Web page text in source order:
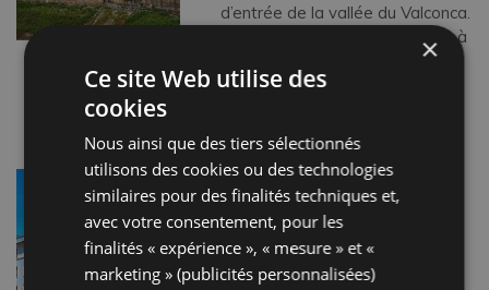
d’entrée de la vallée du Valconca.
Depuis toujours, la ville est liée à
autrefois […]
PIAZZA TRE MARTIRI
Antique forum romain placé au
croisement entre le decumanus
maximus et le cardo maximus,
dénommée pendant des siècles
×
Ce site Web utilise des
cookies
Nous ainsi que des tiers sélectionnés
utilisons des cookies ou des technologies
similaires pour des finalités techniques et,
avec votre consentement, pour les
finalités « expérience », « mesure » et «
marketing » (publicités personnalisées)